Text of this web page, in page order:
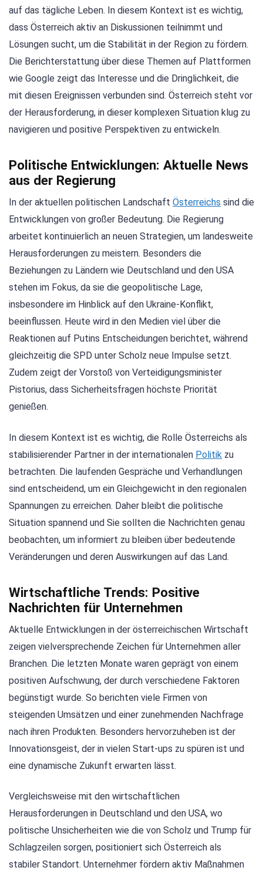
auf das tägliche Leben. In diesem Kontext ist es wichtig,
dass Österreich aktiv an Diskussionen teilnimmt und
Lösungen sucht, um die Stabilität in der Region zu fördern.
Die Berichterstattung über diese Themen auf Plattformen
wie Google zeigt das Interesse und die Dringlichkeit, die
mit diesen Ereignissen verbunden sind. Österreich steht vor
der Herausforderung, in dieser komplexen Situation klug zu
navigieren und positive Perspektiven zu entwickeln.
Politische Entwicklungen: Aktuelle News
aus der Regierung
In der aktuellen politischen Landschaft Österreichs sind die
Entwicklungen von großer Bedeutung. Die Regierung
arbeitet kontinuierlich an neuen Strategien, um landesweite
Herausforderungen zu meistern. Besonders die
Beziehungen zu Ländern wie Deutschland und den USA
stehen im Fokus, da sie die geopolitische Lage,
insbesondere im Hinblick auf den Ukraine-Konflikt,
beeinflussen. Heute wird in den Medien viel über die
Reaktionen auf Putins Entscheidungen berichtet, während
gleichzeitig die SPD unter Scholz neue Impulse setzt.
Zudem zeigt der Vorstoß von Verteidigungsminister
Pistorius, dass Sicherheitsfragen höchste Priorität
genießen.
In diesem Kontext ist es wichtig, die Rolle Österreichs als
stabilisierender Partner in der internationalen Politik zu
betrachten. Die laufenden Gespräche und Verhandlungen
sind entscheidend, um ein Gleichgewicht in den regionalen
Spannungen zu erreichen. Daher bleibt die politische
Situation spannend und Sie sollten die Nachrichten genau
beobachten, um informiert zu bleiben über bedeutende
Veränderungen und deren Auswirkungen auf das Land.
Wirtschaftliche Trends: Positive
Nachrichten für Unternehmen
Aktuelle Entwicklungen in der österreichischen Wirtschaft
zeigen vielversprechende Zeichen für Unternehmen aller
Branchen. Die letzten Monate waren geprägt von einem
positiven Aufschwung, der durch verschiedene Faktoren
begünstigt wurde. So berichten viele Firmen von
steigenden Umsätzen und einer zunehmenden Nachfrage
nach ihren Produkten. Besonders hervorzuheben ist der
Innovationsgeist, der in vielen Start-ups zu spüren ist und
eine dynamische Zukunft erwarten lässt.
Vergleichsweise mit den wirtschaftlichen
Herausforderungen in Deutschland und den USA, wo
politische Unsicherheiten wie die von Scholz und Trump für
Schlagzeilen sorgen, positioniert sich Österreich als
stabiler Standort. Unternehmer fördern aktiv Maßnahmen